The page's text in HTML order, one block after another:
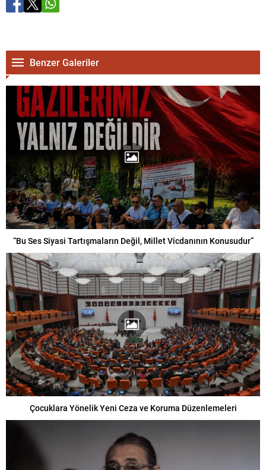
Benzer Galeriler
“Bu Ses Siyasi Tartışmaların Değil, Millet Vicdanının Konusudur”
Çocuklara Yönelik Yeni Ceza ve Koruma Düzenlemeleri